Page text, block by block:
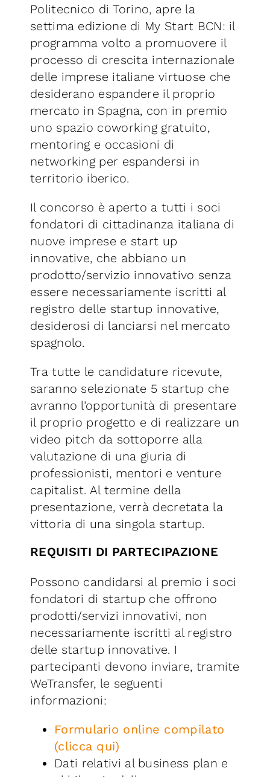
Politecnico di Torino, apre la
settima edizione di My Start BCN: il
programma volto a promuovere il
processo di crescita internazionale
delle imprese italiane virtuose che
desiderano espandere il proprio
mercato in Spagna, con in premio
uno spazio coworking gratuito,
mentoring e occasioni di
networking per espandersi in
territorio iberico.
Il concorso è aperto a tutti i soci
fondatori di cittadinanza italiana di
nuove imprese e start up
innovative, che abbiano un
prodotto/servizio innovativo senza
essere necessariamente iscritti al
registro delle startup innovative,
desiderosi di lanciarsi nel mercato
spagnolo.
Tra tutte le candidature ricevute,
saranno selezionate 5 startup che
avranno l’opportunità di presentare
il proprio progetto e di realizzare un
video pitch da sottoporre alla
valutazione di una giuria di
professionisti, mentori e venture
capitalist. Al termine della
presentazione, verrà decretata la
vittoria di una singola startup.
REQUISITI DI PARTECIPAZIONE
Possono candidarsi al premio i soci
fondatori di startup che offrono
prodotti/servizi innovativi, non
necessariamente iscritti al registro
delle startup innovative. I
partecipanti devono inviare, tramite
WeTransfer, le seguenti
informazioni:
Formulario online compilato
(clicca qui)
Dati relativi al business plan e